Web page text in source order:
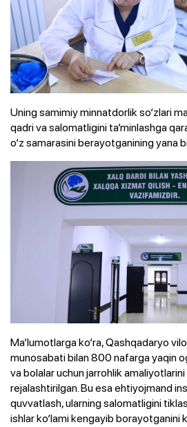
Uning samimiy minnatdorlik so‘zlari
qadri va salomatligini ta’minlashga
o‘z samarasini berayotganining yana
Ma’lumotlarga ko‘ra, Qashqadaryo
munosabati bilan 800 nafarga yaqin
va bolalar uchun jarrohlik
rejalashtirilgan. Bu esa ehtiyojmand
quvvatlash, ularning salomatligini
ishlar ko‘lami kengayib borayotganini